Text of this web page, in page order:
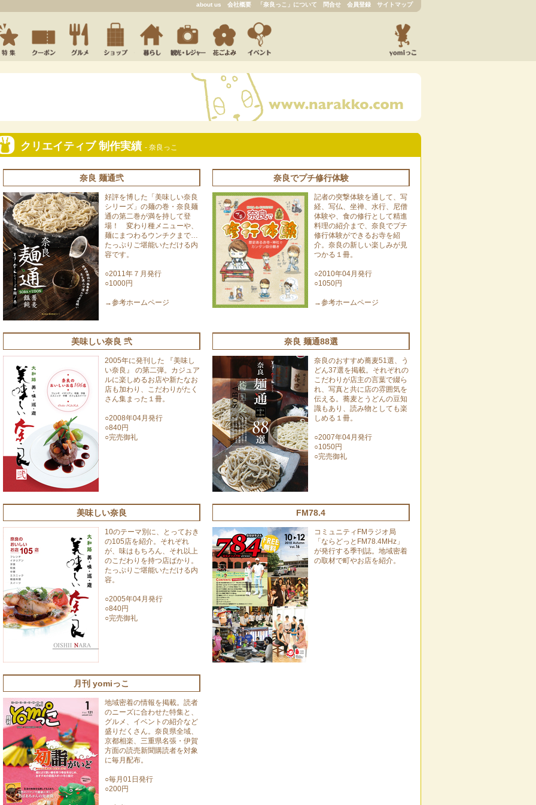
about us 会社概要 「奈良っこ」について 問合せ 会員登録 サイトマップ
クリエイティブ 制作実績 - 奈良っこ
奈良 麺通弐
好評を博した「美味しい奈良
シリーズ」の麺の巻・奈良麺
通の第二巻が満を持して登
場！ 変わり種メニューや、
麺にまつわるウンチクまで…
たっぷりご堪能いただける内
容です。
○2011年７月発行
○1000円
→参考ホームページ
奈良でプチ修行体験
記者の突撃体験を通して、写
経、写仏、坐禅、水行、尼僧
体験や、食の修行として精進
料理の紹介まで、奈良でプチ
修行体験ができるお寺を紹
介。奈良の新しい楽しみが見
つかる１冊。
○2010年04月発行
○1050円
→参考ホームページ
美味しい奈良 弐
2005年に発刊した 『美味し
い奈良』 の第二弾。カジュア
ルに楽しめるお店や新たなお
店も加わり、こだわりがたく
さん集まった１冊。
○2008年04月発行
○840円
○完売御礼
奈良 麺通88選
奈良のおすすめ蕎麦51選、う
どん37選を掲載。それぞれの
こだわりが店主の言葉で綴ら
れ、写真と共に店の雰囲気を
伝える。蕎麦とうどんの豆知
識もあり、読み物としても楽
しめる１冊。
○2007年04月発行
○1050円
○完売御礼
美味しい奈良
10のテーマ別に、とっておき
の105店を紹介。それぞれ
が、味はもちろん、それ以上
のこだわりを持つ店ばかり。
たっぷりご堪能いただける内
容。
○2005年04月発行
○840円
○完売御礼
FM78.4
コミュニティFMラジオ局
「ならどっとFM78.4MHz」
が発行する季刊誌。地域密着
の取材で町やお店を紹介。
月刊 yomiっこ
地域密着の情報を掲載。読者
のニーズに合わせた特集と、
グルメ、イベントの紹介など
盛りだくさん。奈良県全域、
京都相楽、三重県名張・伊賀
方面の読売新聞購読者を対象
に毎月配布。
○毎月01日発行
○200円